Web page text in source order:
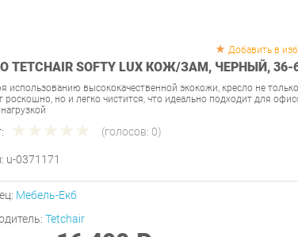
Добавить в
TETCHAIR SOFTY LUX КОЖ/ЗАМ, ЧЕРНЫЙ, 36-
использованию высококачественной экокожи, кресло не только
роскошно, но и легко чистится, что идеально подходит для
(голосов: 0)
u-0371171
Мебель-Екб
Tetchair